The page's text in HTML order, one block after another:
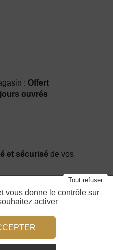
: Offert
jours ouvrés
et sécurisé de vos
de 12€
ouvrés
vous donne le contrôle sur
activer
Tout refuser